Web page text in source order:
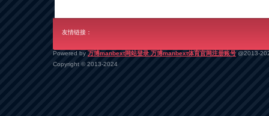
友情链接：
Powered by 万博manbext网站登录 万博manbext体育官网注册账号 @2013-
Copyright © 2013-2024